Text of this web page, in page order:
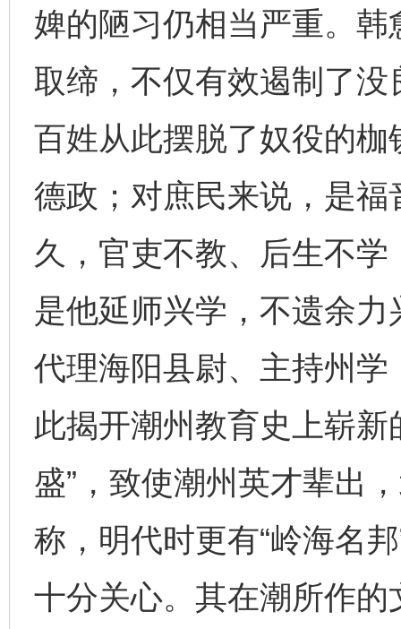
婢的陋习仍相当严重。
取缔，不仅有效遏制了
百姓从此摆脱了奴役的
德政；对庶民来说，是
久，官吏不教、后生不
是他延师兴学，不遗余
代理海阳县尉、主持州
此揭开潮州教育史上崭
盛”，致使潮州英才辈出
称，明代时更有“岭海名
十分关心。其在潮所作